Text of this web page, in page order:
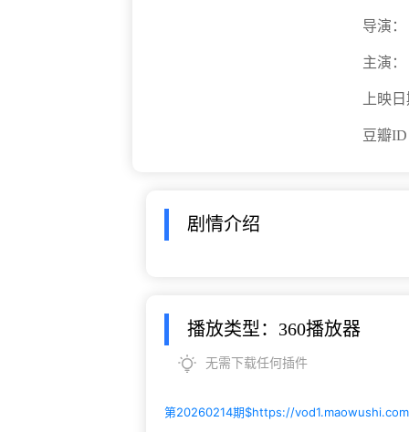
导演：
主演：
上映
豆瓣
剧情介绍
播放类型：360播放器
无需下载任何插件
第20260214期$https://